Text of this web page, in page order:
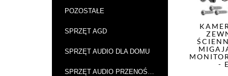
POZOSTAŁE
SPRZĘT AGD
SPRZĘT AUDIO DLA DOMU
SPRZĘT AUDIO PRZENOŚNY
-